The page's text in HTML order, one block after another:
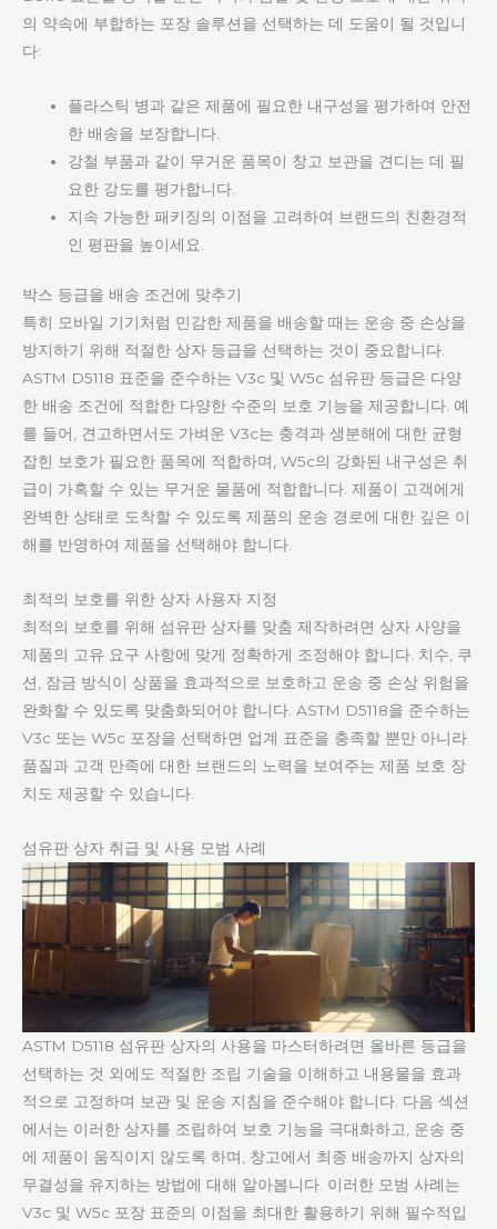
의 약속에 부합하는 포장 솔루션을 선택하는 데 도움이 될 것입니
다:
플라스틱 병과 같은 제품에 필요한 내구성을 평가하여 안전
한 배송을 보장합니다.
강철 부품과 같이 무거운 품목이 창고 보관을 견디는 데 필
요한 강도를 평가합니다.
지속 가능한 패키징의 이점을 고려하여 브랜드의 친환경적
인 평판을 높이세요.
박스 등급을 배송 조건에 맞추기
특히 모바일 기기처럼 민감한 제품을 배송할 때는 운송 중 손상을
방지하기 위해 적절한 상자 등급을 선택하는 것이 중요합니다.
ASTM D5118 표준을 준수하는 V3c 및 W5c 섬유판 등급은 다양
한 배송 조건에 적합한 다양한 수준의 보호 기능을 제공합니다. 예
를 들어, 견고하면서도 가벼운 V3c는 충격과 생분해에 대한 균형
잡힌 보호가 필요한 품목에 적합하며, W5c의 강화된 내구성은 취
급이 가혹할 수 있는 무거운 물품에 적합합니다. 제품이 고객에게
완벽한 상태로 도착할 수 있도록 제품의 운송 경로에 대한 깊은 이
해를 반영하여 제품을 선택해야 합니다.
최적의 보호를 위한 상자 사용자 지정
최적의 보호를 위해 섬유판 상자를 맞춤 제작하려면 상자 사양을
제품의 고유 요구 사항에 맞게 정확하게 조정해야 합니다. 치수, 쿠
션, 잠금 방식이 상품을 효과적으로 보호하고 운송 중 손상 위험을
완화할 수 있도록 맞춤화되어야 합니다. ASTM D5118을 준수하는
V3c 또는 W5c 포장을 선택하면 업계 표준을 충족할 뿐만 아니라
품질과 고객 만족에 대한 브랜드의 노력을 보여주는 제품 보호 장
치도 제공할 수 있습니다.
섬유판 상자 취급 및 사용 모범 사례
ASTM D5118 섬유판 상자의 사용을 마스터하려면 올바른 등급을
선택하는 것 외에도 적절한 조립 기술을 이해하고 내용물을 효과
적으로 고정하며 보관 및 운송 지침을 준수해야 합니다. 다음 섹션
에서는 이러한 상자를 조립하여 보호 기능을 극대화하고, 운송 중
에 제품이 움직이지 않도록 하며, 창고에서 최종 배송까지 상자의
무결성을 유지하는 방법에 대해 알아봅니다. 이러한 모범 사례는
V3c 및 W5c 포장 표준의 이점을 최대한 활용하기 위해 필수적입